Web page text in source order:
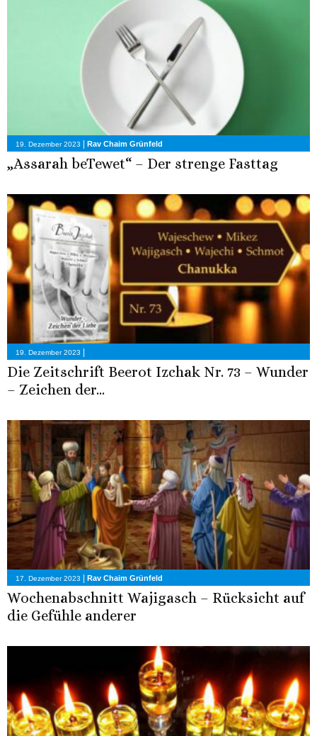
19. Dezember 2023 | Rav Chaim Grünfeld
„Assarah beTewet“ – Der strenge Fasttag
19. Dezember 2023 |
Die Zeitschrift Beerot Izchak Nr. 73 – Wunder
– Zeichen der...
17. Dezember 2023 Rav Chaim Grünfeld
Wochenabschnitt Wajigasch – Rücksicht auf
die Gefühle anderer